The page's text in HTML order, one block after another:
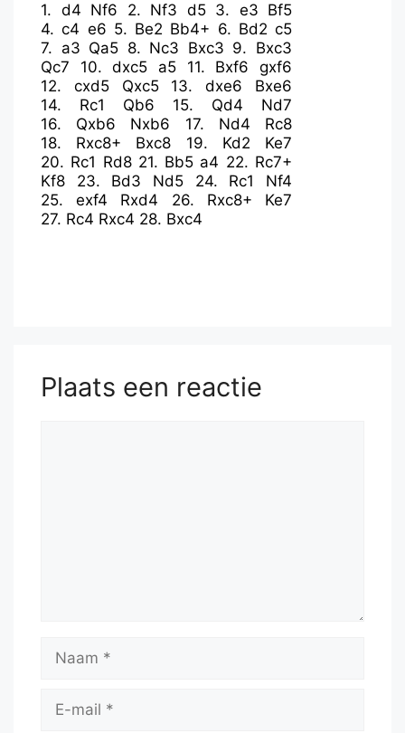
1. d4 Nf6 2. Nf3 d5 3. e3 Bf5
4.c4 e6 5. Be2 Bb4+ 6. Bd2 c5
7. a3 Qa5 8. Nc3 Bxc3 9. Bxc3
Qc7
10.dxc5 a5 11. Bxf6
gxf6
12. cxd5 Qxc5 13.dxe6
Bxe6
14. Rc1 Qb6 15. Qd4
Nd7
16. Qxb6 Nxb6 17. Nd4
Rc8
18. Rxc8+ Bxc8 19. Kd2
Ke7
20. Rc1 Rd8 21. Bb5 a4 22. Rc7+
Kf8
23. Bd3 Nd5 24. Rc1
Nf4
25.exf4 Rxd4 26. Rxc8+
Ke7
27. Rc4 Rxc4 28. Bxc4
Plaats een reactie
Naam